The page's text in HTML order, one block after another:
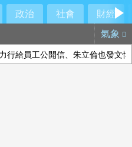
政治 社會
財經
氣象
給員工公開信、朱立倫也發文